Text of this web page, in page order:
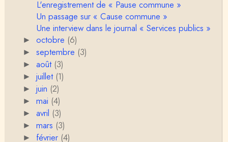
u'on appelle le genre, parce que j&…
Anonymous
Je pense que VB a raison, mais j'ajouterais que la
disparition du genre dont parle Christophe Da…
Sylvain Lejeune
Bonjour, j'ai trouvé cette intervention au Collège de
France très stimulante, ce qui m'a fai…
Christophe Darmangeat
Lis cela (jusqu'au bout !) : https://www.lahuttedescl
asses.net/2018/06/xenophobie-primitive.html
L'enregistrement de « Pause commune »
Un passage sur « Cause commune »
Une interview dans le journal « Services publics »
► octobre (6)
►septembre (3)
►août (3)
►juillet (1)
►juin (2)
►mai (4)
►avril (3)
►mars (3)
► février (4)